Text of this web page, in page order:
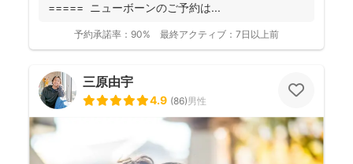
===== ニューボーンのご予約は...
予約承諾率： 90% 最終アクティブ： 7日以上前
三原由宇
4.9 (86)男性